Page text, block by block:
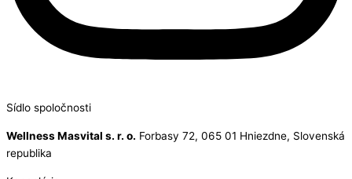
Sídlo spoločnosti
Wellness Masvital s. r. o. Forbasy 72, 065 01 Hniezdne, Slovenská
republika